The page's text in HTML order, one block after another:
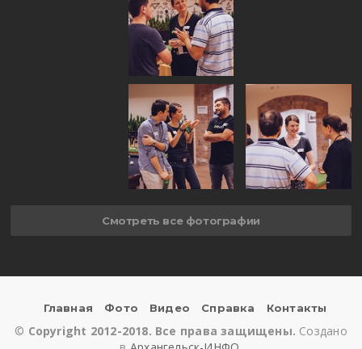
Смотреть все фотографии
Главная Фото Видео Справка Контакты
© Copyright 2012-2018. Все права защищены. Создано